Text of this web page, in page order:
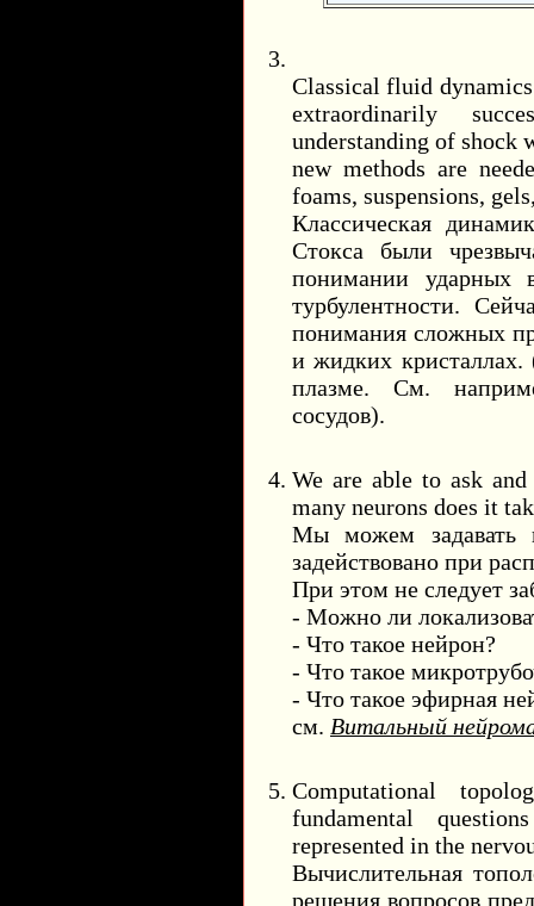
Classical fluid
extraordinarily
understanding of shock
new methods are
foams, suspensions,
Классическая
Стокса были
понимании ударных
турбулентности.
понимания сложных
и жидких кристаллах.
плазме. См.
сосудов).
We are able to ask
many neurons does it
Мы можем задавать
задействовано при
При этом не следует
- Можно ли
- Что такое нейрон?
- Что такое
- Что такое эфирная
см. Витальный
Computational
fundamental
represented in the
Вычислительная
решения вопросов